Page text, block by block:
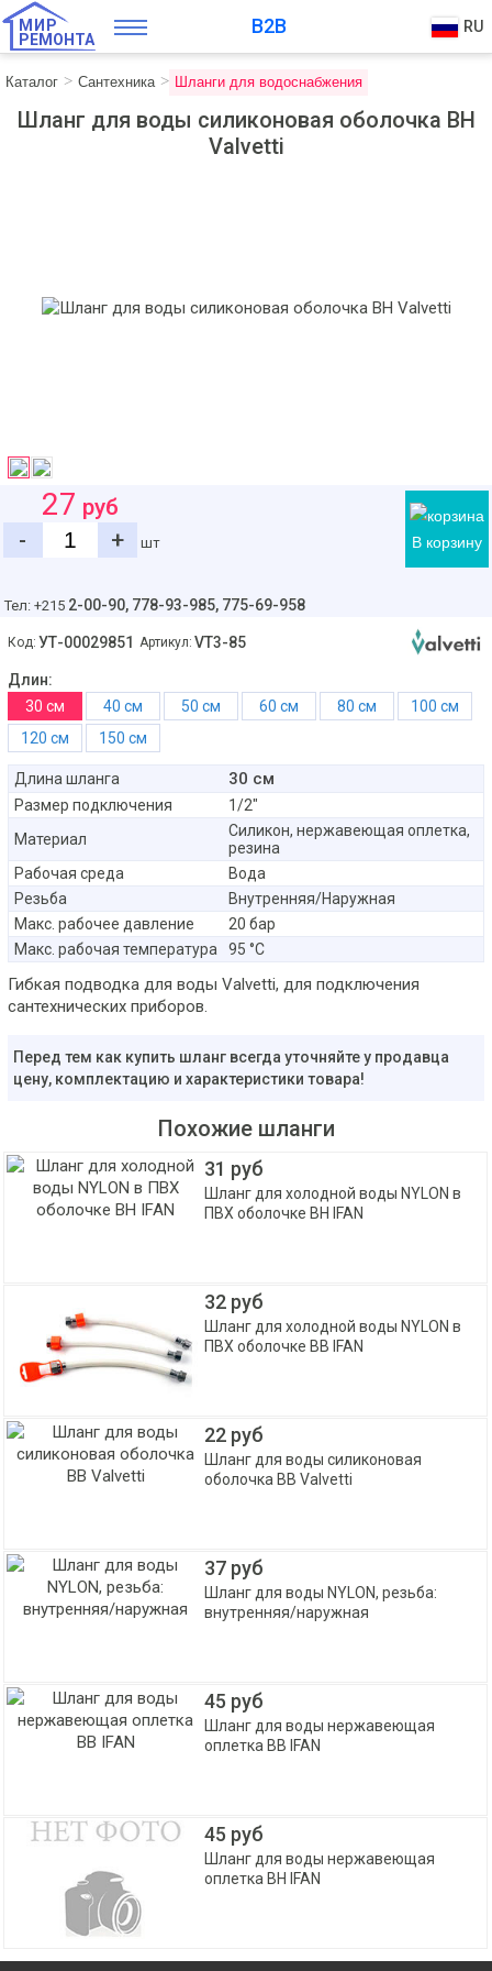
МИР
РЕМОНТА
B2B RU
Каталог Сантехника Шланги для водоснабжения
Шланг для воды силиконовая оболочка ВН
Valvetti
В корзину
27 руб
-
+ шт
Тел: +215 2-00-90, 778-93-985, 775-69-958
Код: УТ-00029851 Артикул: VT3-85
Длин:
30 см
40 см 50 см 60 см 80 см
100 см
120 см
150 см
Длина шланга 30 см
Размер подключения
1/2"
Материал
Силикон, нержавеющая оплетка,
резина
Рабочая среда
Вода
Резьба
Внутренняя/Наружная
Макс. рабочее давление
20 бар
Макс. рабочая температура
95 °C
Гибкая подводка для воды Valvetti, для подключения
сантехнических приборов.
Перед тем как купить шланг всегда уточняйте у продавца
цену, комплектацию и характеристики товара!
Похожие шланги
31 руб
Шланг для холодной воды NYLON в
ПВХ оболочке ВН IFAN
32 руб
Шланг для холодной воды NYLON в
ПВХ оболочке ВВ IFAN
22 руб
Шланг для воды силиконовая
оболочка ВВ Valvetti
37 руб
Шланг для воды NYLON, резьба:
внутренняя/наружная
45 руб
Шланг для воды нержавеющая
оплетка ВВ IFAN
45 руб
Шланг для воды нержавеющая
оплетка ВН IFAN